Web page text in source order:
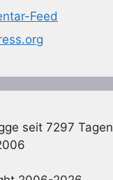
Feed
seit 7297 Tagen